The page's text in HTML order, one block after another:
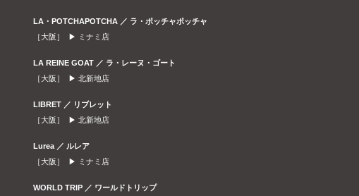
LA・POTCHAPOTCHA ／ ラ・ポッチャポッチャ
［大阪］ ▶
ミナミ店
LA REINE GOAT ／ ラ・レーヌ・ゴート
［大阪］ ▶ 北新地店
LIBRET ／ リブレット
［大阪］ ▶ 北新地店
Lurea ／ ルレア
［大阪］ ▶
ミナミ店
WORLD TRIP ／ ワールドトリップ